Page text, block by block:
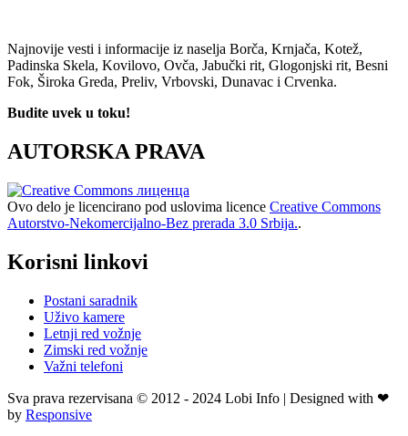
Najnovije vesti i informacije iz naselja Borča, Krnjača, Kotež,
Padinska Skela, Kovilovo, Ovča, Jabučki rit, Glogonjski rit, Besni
Fok, Široka Greda, Preliv, Vrbovski, Dunavac i Crvenka.
Budite uvek u toku!
AUTORSKA PRAVA
Ovo delo je licencirano pod uslovima licence Creative Commons
Autorstvo-Nekomercijalno-Bez prerada 3.0 Srbija..
Korisni linkovi
Postani saradnik
Uživo kamere
Letnji red vožnje
Zimski red vožnje
Važni telefoni
Sva prava rezervisana © 2012 - 2024 Lobi Info | Designed with ❤
by Responsive